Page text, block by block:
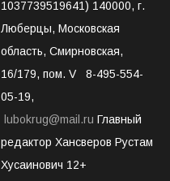
1037739519641) 140000, г.
Люберцы, Московская
область, Смирновская,
16/179, пом. V 8-495-554-
05-19,
lubokrug@mail.ru Главный
редактор Хансверов Рустам
Хусаинович 12+